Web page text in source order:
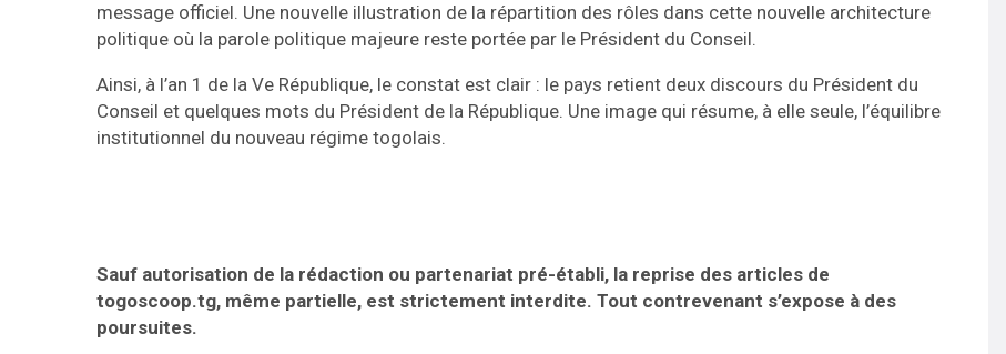
message officiel. Une nouvelle illustration de la répartition des rôles dans cette nouvelle architecture
politique où la parole politique majeure reste portée par le Président du Conseil.
Ainsi, à l’an 1 de la Ve République, le constat est clair : le pays retient deux discours du Président du
Conseil et quelques mots du Président de la République. Une image qui résume, à elle seule, l’équilibre
institutionnel du nouveau régime togolais.
Sauf autorisation de la rédaction ou partenariat pré-établi, la reprise des articles de
togoscoop.tg, même partielle, est strictement interdite. Tout contrevenant s’expose à des
poursuites.